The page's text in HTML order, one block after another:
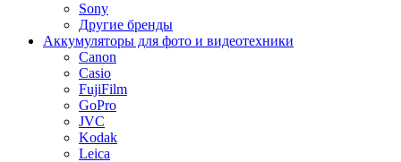
Sony
Другие бренды
Аккумуляторы для фото и видеотехники
Canon
Casio
FujiFilm
GoPro
JVC
Kodak
Leica